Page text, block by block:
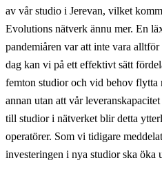
av vår studio i Jerevan, vilket
Evolutions nätverk ännu mer. En
pandemiåren var att inte vara
dag kan vi på ett effektivt sätt
femton studior och vid behov flytta
annan utan att vår
till studior i nätverket blir detta
operatörer. Som vi tidigare
investeringen i nya studior ska öka